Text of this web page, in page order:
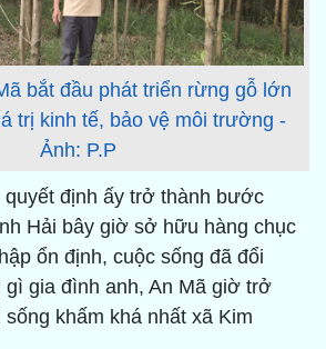
bắt đầu phát triển rừng gỗ lớn
trị kinh tế, bảo vệ môi trường -
Ảnh: P.P
quyết định ấy trở thành bước
Hải bây giờ sở hữu hàng chục
ổn định, cuộc sống đã đổi
gì gia đình anh, An Mã giờ trở
khấm khá nhất xã Kim